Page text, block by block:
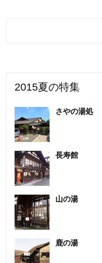
2015夏の特集
さやの湯処
長寿館
山の湯
鹿の湯